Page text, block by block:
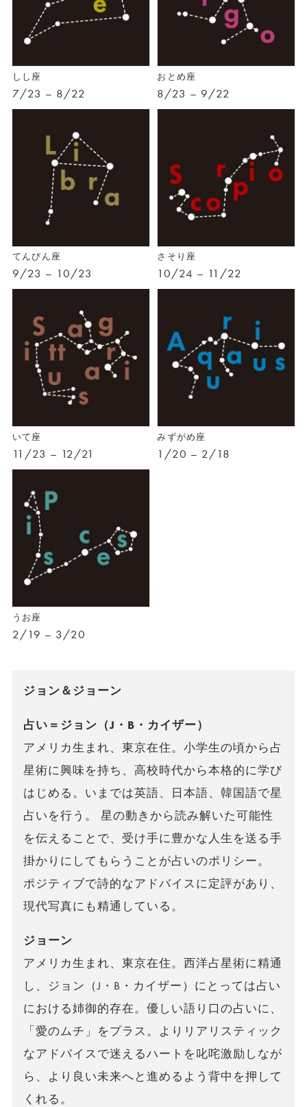
しし座
7/23 – 8/22
おとめ座
8/23 – 9/22
てんびん座
9/23 – 10/23
さそり座
10/24 – 11/22
いて座
11/23 – 12/21
みずがめ座
1/20 – 2/18
うお座
2/19 – 3/20
ジョン＆ジョーン
占い＝ジョン（J・B・カイザー）
アメリカ生まれ、東京在住。小学生の頃から占
星術に興味を持ち、高校時代から本格的に学び
はじめる。いまでは英語、日本語、韓国語で星
占いを行う。 星の動きから読み解いた可能性
を伝えることで、受け手に豊かな人生を送る手
掛かりにしてもらうことが占いのポリシー。
ポジティブで詩的なアドバイスに定評があり、
現代写真にも精通している。
ジョーン
アメリカ生まれ、東京在住。西洋占星術に精通
し、ジョン（J・B・カイザー）にとっては占い
における姉御的存在。優しい語り口の占いに、
「愛のムチ」をプラス。よりリアリスティック
なアドバイスで迷えるハートを叱咤激励しなが
ら、より良い未来へと進めるよう背中を押して
くれる。